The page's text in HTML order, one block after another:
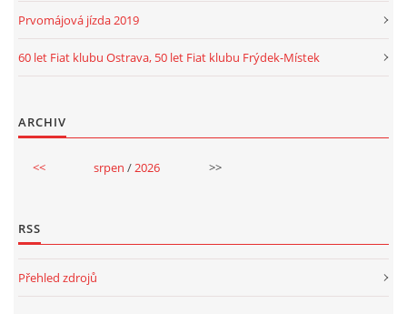
Prvomájová jízda 2019
60 let Fiat klubu Ostrava, 50 let Fiat klubu Frýdek-Místek
ARCHIV
<< srpen /2026 >>
RSS
Přehled zdrojů